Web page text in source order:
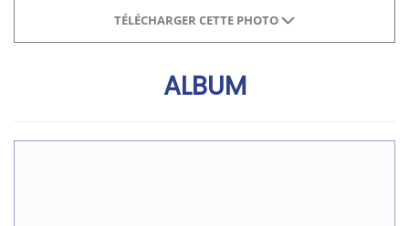
TÉLÉCHARGER CETTE PHOTO
ALBUM